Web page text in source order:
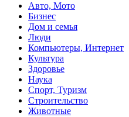
Авто, Мото
Бизнес
Дом и семья
Люди
Компьютеры, Интернет
Культура
Здоровье
Наука
Спорт, Туризм
Строительство
Животные